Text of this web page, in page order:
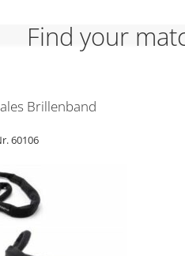
Find your
Brillenband
60106